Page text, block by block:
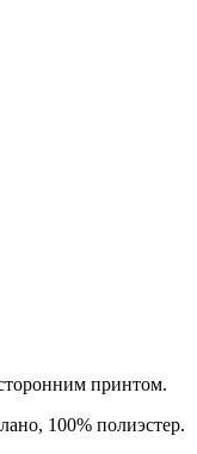
принтом.
100% полиэстер.